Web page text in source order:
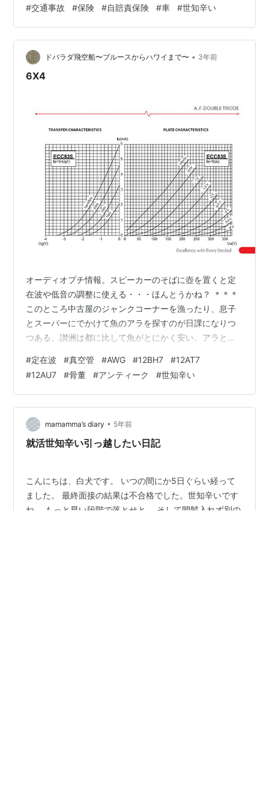
金銭対応にして欲しいと言われてしまった。 100万の修
理代は出せないから、完全破損ということで時価の約30
万の金銭対応にしてとのこと。これじゃあ、新しい車も
買えない。 本当に悲しくて、かなり落ちこんでいる。 問
題は気持ちだけじゃない。普通に実害もある。 車通勤だ
#交通事故 #保険 #自賠責保険 #車 #世知辛い
ドバラダ飛空船〜ブルースからハワイまで〜 • 3年前
6X4
オーディオプチ情報。スピーカーのそばに壺を置くと定
在波や低音の調整に使える・・・ほんとうかね？ ＊＊＊
このところ中古屋のジャンクコーナーを漁ったり、息子
とスーパーにでかけて魚のアラを探すのが日課になりつ
つある。讃洲は都に比して魚がとにかく安い。アラとい
がおなじ値段で売っていたりする不思議。有難いからい
いのだけれど、謎といえば謎である。なんで？ ここで
tipsをひとつ。鯛を食べているとき、骨にぷくっとした丸
い節があったら、それは天然物である。流れの速いとこ
ろなどを泳いでいて骨折した跡なのだそうです。 問題は
それがわかるのが買って調理した後だとい…
#定在波 #真空管 #AWG #12BH7 #12AT7
#12AU7 #骨董 #アンティーク #世知辛い
mamamma’s diary • 5年前
就活世知辛い引っ越したい日記